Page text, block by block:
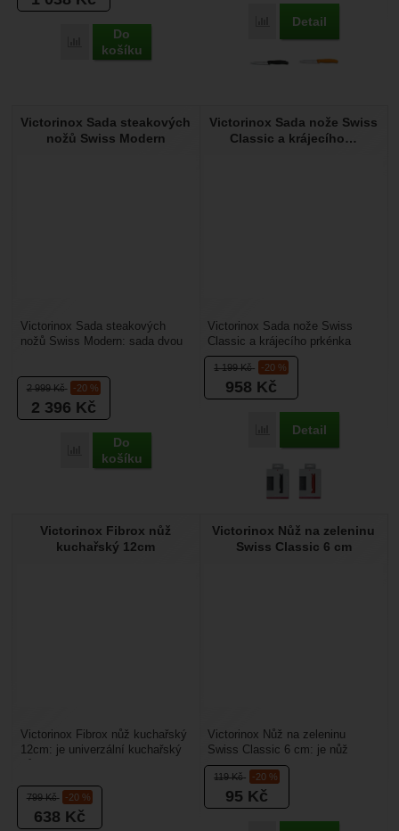
Přidat 'Victorinox Santoku Swiss Classic 17 cm' k porovnání
Do
košíku
Přidat 'Victorinox Nůž
Detail
Victorinox Sada steakových
nožů Swiss Modern
2 999Kč -20 %
2 396 Kč
Přidat 'Victorinox Sada steakových nožů Swiss Modern' k
Do
košíku
Victorinox Sada steakových
nožů Swiss Modern: sada dvou
krájení...
Victorinox Sada nože Swiss
Classic a krájecího…
1 199Kč -20 %
958 Kč
Přidat 'Victorinox Sada
Detail
Victorinox Sada nože Swiss
Classic a krájecího prkénka
Epicurean: sada skládacího
nože a prkénka vhodná...
Victorinox Fibrox nůž
kuchařský 12cm
799Kč -20 %
638 Kč
Victorinox Fibrox nůž kuchařský
12cm: je univerzální kuchařský
Victorinox Nůž na zeleninu
Swiss Classic 6 cm
119Kč -20 %
95 Kč
Victorinox Nůž na zeleninu
Swiss Classic 6 cm: je nůž
určený pro krájení ovoce nebo
zeleniny a jiné drobné...